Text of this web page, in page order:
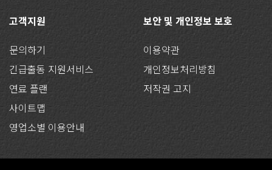
고객지원
문의하기
긴급출동 지원서비스
연료 플랜
사이트맵
영업소별 이용안내
보안 및 개인정보 보호
이용약관
개인정보처리방침
저작권 고지